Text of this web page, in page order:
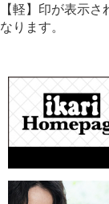
【軽】印が表示
なります。